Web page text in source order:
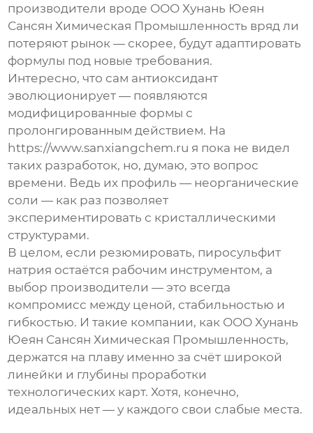
производители вроде OOO Хунань Юеян
Сансян Химическая Промышленность вряд ли
потеряют рынок — скорее, будут адаптировать
формулы под новые требования.
Интересно, что сам антиоксидант
эволюционирует — появляются
модифицированные формы с
пролонгированным действием. На
https://www.sanxiangchem.ru я пока не видел
таких разработок, но, думаю, это вопрос
времени. Ведь их профиль — неорганические
соли — как раз позволяет
экспериментировать с кристаллическими
структурами.
В целом, если резюмировать, пиросульфит
натрия остаётся рабочим инструментом, а
выбор производители — это всегда
компромисс между ценой, стабильностью и
гибкостью. И такие компании, как OOO Хунань
Юеян Сансян Химическая Промышленность,
держатся на плаву именно за счёт широкой
линейки и глубины проработки
технологических карт. Хотя, конечно,
идеальных нет — у каждого свои слабые места.